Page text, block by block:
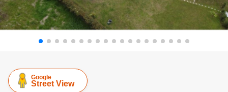
Google
Street View